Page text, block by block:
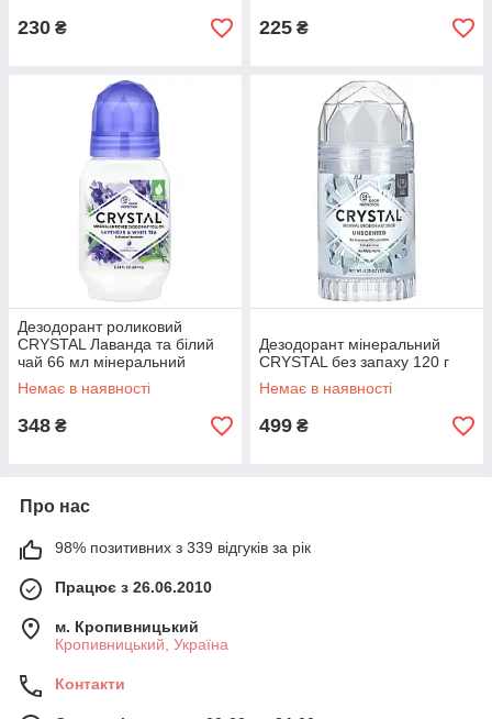
230 ₴ 225 ₴
Дезодорант роликовий
CRYSTAL Лаванда та білий
чай 66 мл мінеральний
натуральний для жінок та
чоловіків
Немає в наявності
348 ₴
Дезодорант мінеральний
CRYSTAL без запаху 120 г
Немає в наявності
499 ₴
Про нас
98% позитивних з 339 відгуків за рік
Працює з 26.06.2010
м. Кропивницький
Кропивницький, Україна
Контакти